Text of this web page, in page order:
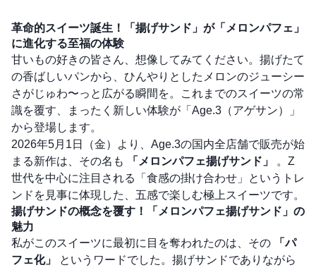
革命的スイーツ誕生！「揚げサンド」が「メロンパフェ」
に進化する至福の体験
甘いもの好きの皆さん、想像してみてください。揚げたて
の香ばしいパンから、ひんやりとしたメロンのジューシー
さがじゅわ〜っと広がる瞬間を。これまでのスイーツの常
識を覆す、まったく新しい体験が「Age.3（アゲサン）」
から登場します。
2026年5月1日（金）より、Age.3の国内全店舗で販売が始
まる新作は、その名も
「メロンパフェ揚げサンド」
。Z
世代を中心に注目される「食感の掛け合わせ」というトレ
ンドを見事に体現した、五感で楽しむ極上スイーツです。
揚げサンドの概念を覆す！「メロンパフェ揚げサンド」の
魅力
私がこのスイーツに最初に目を奪われたのは、その
「パ
フェ化」
というワードでした。揚げサンドでありながら